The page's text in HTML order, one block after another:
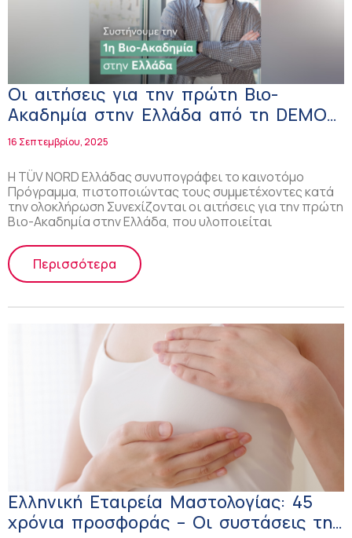
Οι αιτήσεις για την πρώτη Βιο-
Ακαδημία στην Ελλάδα από τη DEMO
συνεχίζονται
16 Σεπτεμβρίου, 2025
Η TÜV NORD Ελλάδας συνυπογράφει το καινοτόμο
Πρόγραμμα, πιστοποιώντας τους συμμετέχοντες κατά
την ολοκλήρωση Συνεχίζονται οι αιτήσεις για την πρώτη
Βιο-Ακαδημία στην Ελλάδα, που υλοποιείται
Περισσότερα
Ελληνική Εταιρεία Μαστολογίας: 45
χρόνια προσφοράς – Οι συστάσεις της